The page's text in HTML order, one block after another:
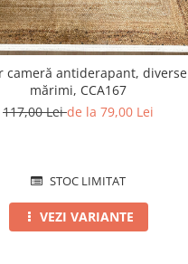
cameră antiderapant, diverse
mărimi, CCA167
117,00 Leide la 79,00 Lei
STOC LIMITAT
VEZI VARIANTE